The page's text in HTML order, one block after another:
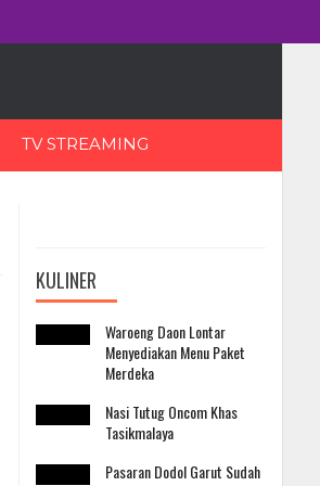
TV STREAMING
KULINER
Waroeng Daon Lontar
Menyediakan Menu Paket
Merdeka
Nasi Tutug Oncom Khas
Tasikmalaya
Pasaran Dodol Garut Sudah